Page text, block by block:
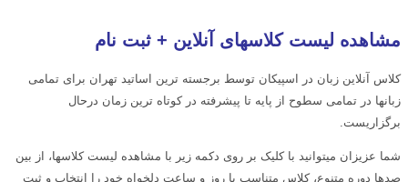
مشاهده لیست کلاسهای آنلاین + ثبت نام
کلاس آنلاین زبان در اسپیکان توسط برجسته ترین اساتید تهران برای تمامی
زبانها در تمامی سطوح از پایه تا پیشرفته در کوتاه ترین زمان درحال
برگزاریست.
شما عزیزان میتوانید با کلیک بر روی دکمه زیر با مشاهده لیست کلاسها، از بین
صدها دوره متنوع، کلاس متناسب با روز و ساعت دلخواه خود را انتخاب و ثبت